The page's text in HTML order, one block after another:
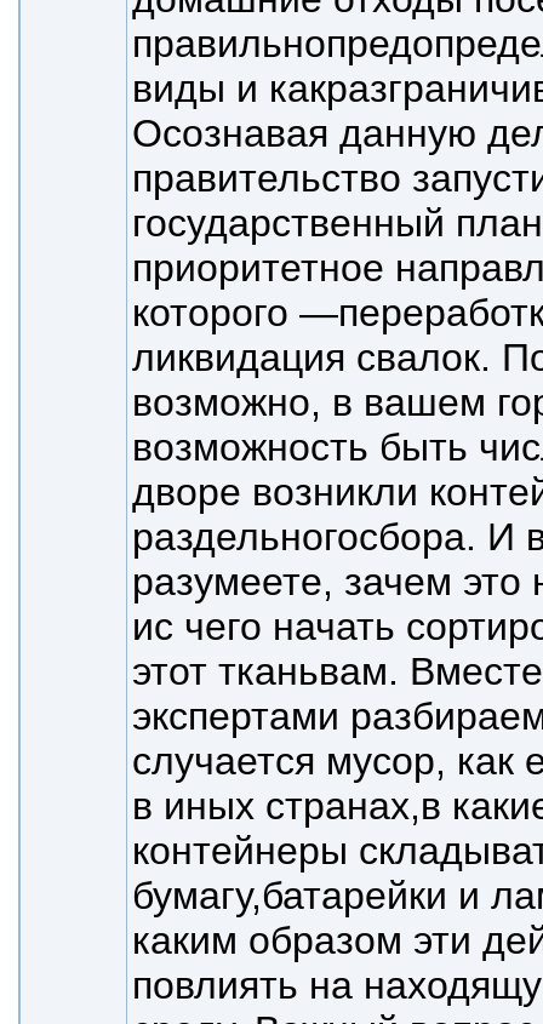
правильно
виды и как
Осознавая данную
правительство
государственный план
приоритетное
которого —
ликвидация свалок.
возможно, в вашем
возможность быть
дворе возникли
раздельногосбора. И
разумеете, зачем это
ис чего начать
этот тканьвам.
экспертами
случается мусор, как
в иных странах,в
контейнеры
бумагу,батарейки и
каким образом эти
повлиять на